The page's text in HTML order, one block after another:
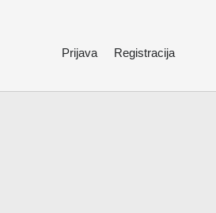
Prijava Registracija